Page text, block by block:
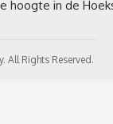
All Rights Reserved.